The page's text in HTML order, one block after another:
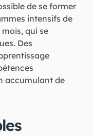
de se former
intensifs de
qui se
Des
accumulant de